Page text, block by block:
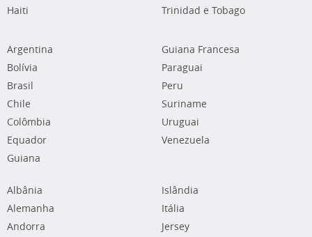
Haiti
Trinidad e Tobago
Argentina
Bolívia
Brasil
Chile
Colômbia
Equador
Guiana
Guiana Francesa
Paraguai
Peru
Suriname
Uruguai
Venezuela
Albânia
Alemanha
Andorra
Islândia
Itália
Jersey